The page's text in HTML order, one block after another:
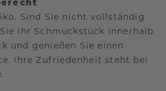
Sind Sie nicht vollständig
Ihr Schmuckstück innerhalb
und genießen Sie einen
Ihre Zufriedenheit steht bei